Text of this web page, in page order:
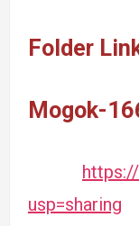
Folder
Mogok-
usp=sharing